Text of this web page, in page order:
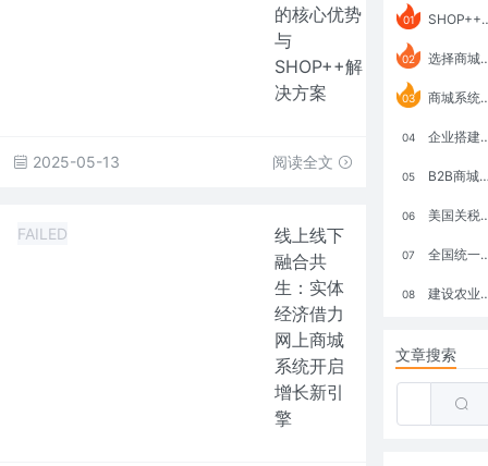
的核心优势
与
SHOP++解
决方案
2025-05-13 阅读全文
FAILED
线上线下
融合共
生：实体
经济借力
网上商城
系统开启
增长新引
擎
01 SHOP++ B2B2C V9.1 全新发布 新亮点
02 选择商城系统要考虑哪些问题？
03 商城系统如何打通跨境电商模式？
04 企业搭建积分商城系统要注意什么？
05 B2B商城系统搭建：开发语言、功能、优势分析
06 美国关税政策冲击全球电商格局：五大类平台受重创，转型与自救成关键
07 全国统一大市场：电商如何掘金新蓝海？
08 建设农业强国，网上商城来助力！
文章搜索